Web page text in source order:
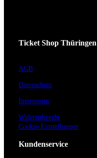
Ticket Shop Thüringen
AGB
Datenschutz
Impressum
Widerrufsrecht
Cookie-Einstellungen
Kundenservice